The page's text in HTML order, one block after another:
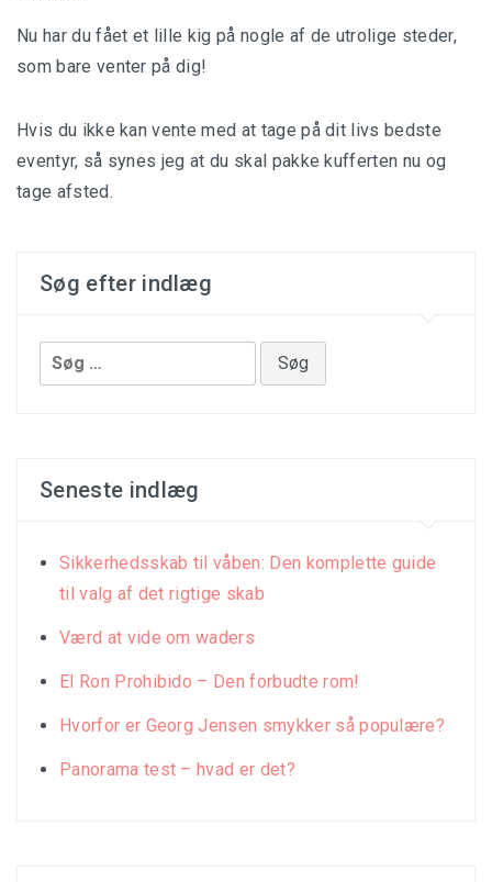
Nu har du fået et lille kig på nogle af de utrolige steder,
som bare venter på dig!
Hvis du ikke kan vente med at tage på dit livs bedste
eventyr, så synes jeg at du skal pakke kufferten nu og
tage afsted.
Søg efter indlæg
Søg
efter:
Seneste indlæg
Sikkerhedsskab til våben: Den komplette guide
til valg af det rigtige skab
Værd at vide om waders
El Ron Prohibido – Den forbudte rom!
Hvorfor er Georg Jensen smykker så populære?
Panorama test – hvad er det?